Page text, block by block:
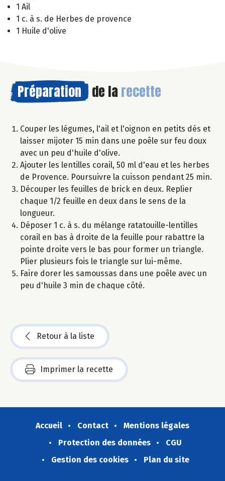
1 Ail
1 c. à s. de Herbes de provence
1 Huile d'olive
Préparation de la recette
Couper les légumes, l'ail et l'oignon en petits dés et
laisser mijoter 15 min dans une poêle sur feu doux
avec un peu d'huile d'olive.
Ajouter les lentilles corail, 50 ml d'eau et les herbes
de Provence. Poursuivre la cuisson pendant 25 min.
Découper les feuilles de brick en deux. Replier
chaque 1/2 feuille en deux dans le sens de la
longueur.
Déposer 1 c. à s. du mélange ratatouille-lentilles
corail en bas à droite de la feuille pour rabattre la
pointe droite vers le bas pour former un triangle.
Plier plusieurs fois le triangle sur lui-même.
Faire dorer les samoussas dans une poêle avec un
peu d'huile 3 min de chaque côté.
Retour à la liste
Imprimer la recette
Accueil Contact
Mentions légales
Protection des données
CGU
Gestion des cookies
Plan du site